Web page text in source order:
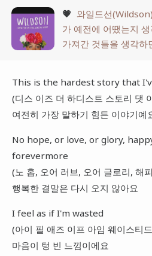
💗 와일드선
가 예전에 어땠는지
가져간 것들을 생각하
This is the hardest story that
(디스 이즈 더 하디스트 스토리 댓
여전히 가장 말하기 힘든 이야기예
No hope, or love, or glory,
forevermore
(노 홉, 오어 러브, 오어 글로리, 해
행복한 결말은 다시 오지 않아요
I feel as if I'm wasted
(아이 필 애즈 이프 아임 웨이스티
마음이 텅 빈 느낌이에요